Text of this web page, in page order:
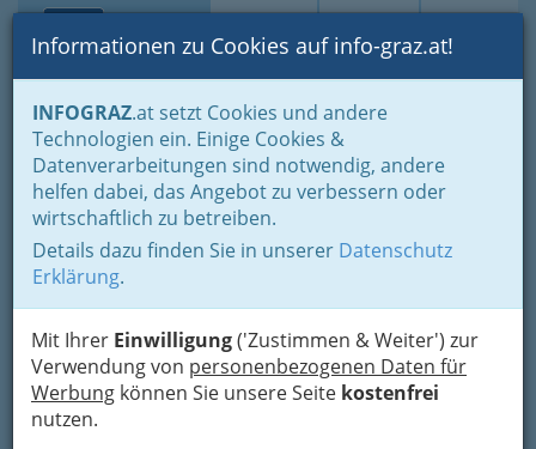
Suche Login Toggle
Informationen zu Cookies auf info-graz.at!
INFOGRAZ.at setzt Cookies und andere
Technologien ein. Einige Cookies &
Datenverarbeitungen sind notwendig, andere
helfen dabei, das Angebot zu verbessern oder
wirtschaftlich zu betreiben.
Details dazu finden Sie in unserer Datenschutz
Erklärung.
Mit Ihrer Einwilligung('Zustimmen & Weiter') zur
Verwendung von personenbezogenen Daten für
Werbung können Sie unsere Seite kostenfrei
nutzen.
Home Branchen
Gesundheit und Soziales
Fachärzte und Fachärztinnen
Urologie u. Andrologie
Urologie u. Andrologie
Die Urologie beschäftigt sich mit den
harnbildenden und harnableitenden Organen,
also von Niere, Harnblase, Harnleiter und
Harnröhre. UrologInnen behandeln oft (aber
nicht ausschließlich) auch Geschlechtsorgane
des Mannes, also Hoden, Nebenhoden,
Samenleiter, Samenbläschen, Penis, sowie der